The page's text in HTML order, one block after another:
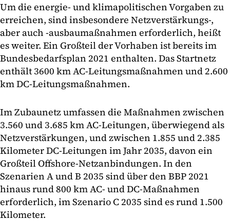
Um die energie- und klimapolitischen Vorgaben zu
erreichen, sind insbesondere Netzverstärkungs-,
aber auch -ausbaumaßnahmen erforderlich, heißt
es weiter. Ein Großteil der Vorhaben ist bereits im
Bundesbedarfsplan 2021 enthalten. Das Startnetz
enthält 3600 km AC-Leitungsmaßnahmen und 2.600
km DC-Leitungsmaßnahmen.
Im Zubaunetz umfassen die Maßnahmen zwischen
3.560 und 3.685 km AC-Leitungen, überwiegend als
Netzverstärkungen, und zwischen 1.855 und 2.385
Kilometer DC-Leitungen im Jahr 2035, davon ein
Großteil Offshore-Netzanbindungen. In den
Szenarien A und B 2035 sind über den BBP 2021
hinaus rund 800 km AC- und DC-Maßnahmen
erforderlich, im Szenario C 2035 sind es rund 1.500
Kilometer.